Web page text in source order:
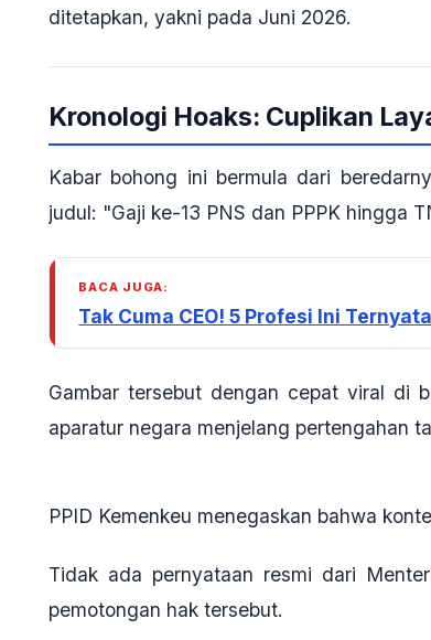
ditetapkan, yakni pada Juni 2026.
Kronologi Hoaks: Cuplikan
Kabar bohong ini bermula dari
judul: "Gaji ke-13 PNS dan PPPK hingga
BACA JUGA:
Tak Cuma CEO! 5 Profesi Ini
Gambar tersebut dengan cepat viral di
aparatur negara menjelang pertengahan
PPID Kemenkeu menegaskan bahwa
Tidak ada pernyataan resmi dari
pemotongan hak tersebut.